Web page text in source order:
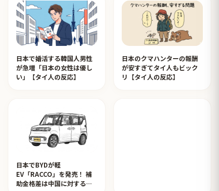
日本で婚活する韓国人男性
が急増「日本の女性は優し
い」【タイ人の反応】
日本のクマハンターの報酬
が安すぎてタイ人もビック
リ【タイ人の反応】
日本でBYDが軽
EV「RACCO」を発売！ 補
助金格差は中国に対するイ